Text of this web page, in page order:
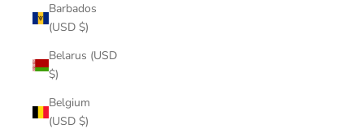
Barbados
(USD $)
Belarus (USD
$)
Belgium
(USD $)